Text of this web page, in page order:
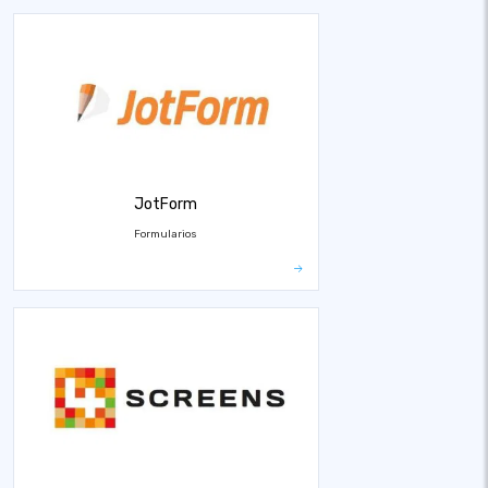
JotForm
Formularios